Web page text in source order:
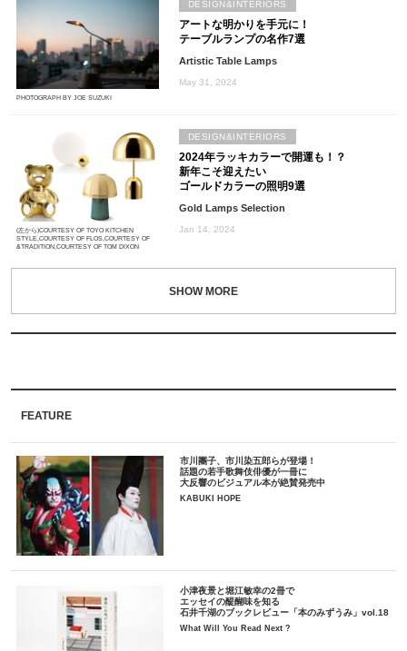
PHOTOGRAPH BY JOE SUZUKI
アートな明かりを手元に！
テーブルランプの名作7選
Artistic Table Lamps
May 31, 2024
DESIGN&INTERIORS
(左から)COURTESY OF TOYO KITCHEN
STYLE,COURTESY OF FLOS,COURTESY OF
&TRADITION,COURTESY OF TOM DIXON
2024年ラッキカラーで開運も！？
新年こそ迎えたい
ゴールドカラーの照明9選
Gold Lamps Selection
Jan 14, 2024
DESIGN&INTERIORS
FEATURE
市川團子、市川染五郎らが登場！
話題の若手歌舞伎俳優が一冊に
大反響のビジュアル本が絶賛発売中
KABUKI HOPE
小津夜景と堀江敏幸の2冊で
エッセイの醍醐味を知る
石井千湖のブックレビュー「本のみずうみ」vol.18
What Will You Read Next ?